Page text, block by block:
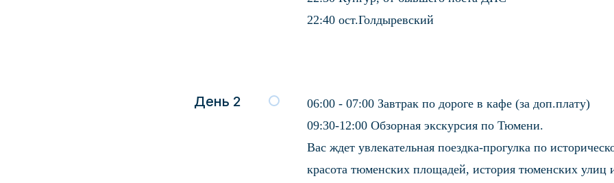
22:40 ост.Голдыревский
День 2
06:00 - 07:00 Завтрак по дороге в кафе (за доп.плату)
09:30-12:00 Обзорная экскурсия по Тюмени.
Вас ждет увлекательная поездка-прогулка по
красота тюменских площадей, история тюменских улиц